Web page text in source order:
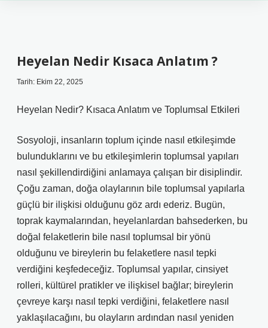
Heyelan Nedir Kısaca Anlatım ?
Tarih: Ekim 22, 2025
Heyelan Nedir? Kısaca Anlatım ve Toplumsal Etkileri
Sosyoloji, insanların toplum içinde nasıl etkileşimde
bulunduklarını ve bu etkileşimlerin toplumsal yapıları
nasıl şekillendirdiğini anlamaya çalışan bir disiplindir.
Çoğu zaman, doğa olaylarının bile toplumsal yapılarla
güçlü bir ilişkisi olduğunu göz ardı ederiz. Bugün,
toprak kaymalarından, heyelanlardan bahsederken, bu
doğal felaketlerin bile nasıl toplumsal bir yönü
olduğunu ve bireylerin bu felaketlere nasıl tepki
verdiğini keşfedeceğiz. Toplumsal yapılar, cinsiyet
rolleri, kültürel pratikler ve ilişkisel bağlar; bireylerin
çevreye karşı nasıl tepki verdiğini, felaketlere nasıl
yaklaşılacağını, bu olayların ardından nasıl yeniden